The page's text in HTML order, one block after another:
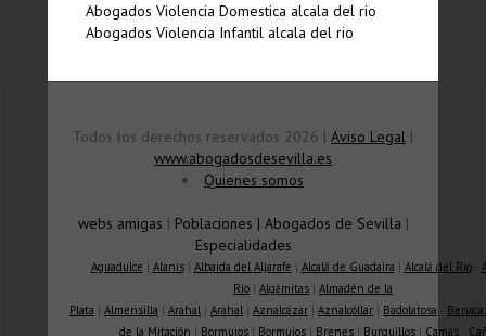
Abogados Violencia Domestica alcala del rio
Abogados Violencia Infantil alcala del rio
Todos los derechos reservados 2026 | Aviso Legal |
www.abogadosdesevilla.es
Quienes somos
webs amigas | Poblaciones | Abogados de Sevilla |
Especialidades
Aguadulce | Alanis| Albaida del Aljarafe | Alcalá de Guadaíra | Alcalá del Río|
Río | Algámitas | Almadén de la
Plata | Almensilla | Arahal | Arahal | Aznalcázar | Aznalcóllar | Badolatosa
de la Mitación | Bormujos | Bormujos | Brenes | Burguillos | Camas